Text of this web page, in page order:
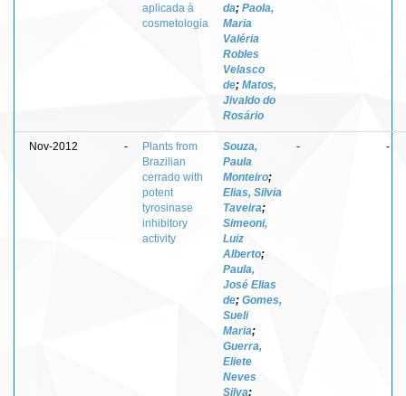
aplicada à
cosmetologia
da; Paola,
Maria
Valéria
Robles
Velasco
de; Matos,
Jivaldo do
Rosário
Nov-2012 -
Plants from
Brazilian
cerrado with
potent
tyrosinase
inhibitory
activity
Souza,
Paula
Monteiro;
Elias, Silvia
Taveira;
Simeoni,
Luiz
Alberto;
Paula,
José Elias
de; Gomes,
Sueli
Maria;
Guerra,
Eliete
Neves
Silva;
- -